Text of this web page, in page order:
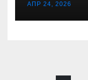
АПР 24, 2026